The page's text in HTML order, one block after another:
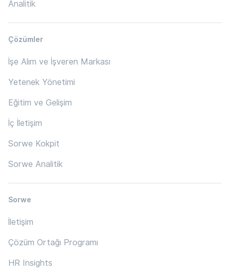
Analitik
Çözümler
İşe Alım ve İşveren Markası
Yetenek Yönetimi
Eğitim ve Gelişim
İç İletişim
Sorwe Kokpit
Sorwe Analitik
Sorwe
İletişim
Çözüm Ortağı Programı
HR Insights